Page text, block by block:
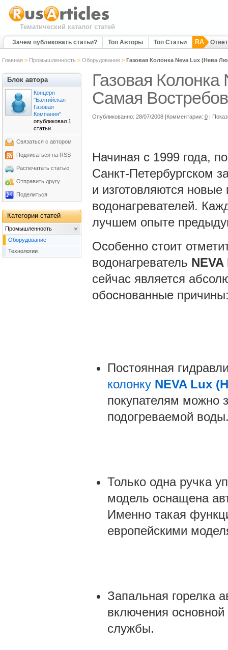
Тематический каталог статей
Зачем публиковать статьи? Топ Авторы Топ Статьи RA
Главная > Промышленность > Оборудование> Газовая Колонка Neva Lux (Нева
Газовая
Самая
Опубликованно: 28/07/2008 |Комментарии: 0 |
Начиная с 1999 года,
Санкт-Петербургском
и изготовляются
водонагревателей.
лучшем опыте
Особенно стоит
водонагреватель
сейчас является
обоснованные
Постоянная
колонку NEVA Lux
покупателям можно
подогреваемой
Только одна ручка
модель оснащена
Именно такая
европейскими
Запальная горелка
включения основной
службы.
Блок автора
Концерн
"Балтийская
Газовая
Компания"
опубликовал 1
статьи
Связаться с автором
Подписаться на RSS
Распечатать статью
Отправить другу
Поделиться
Категории статей
Промышленность
Оборудование
Технологии